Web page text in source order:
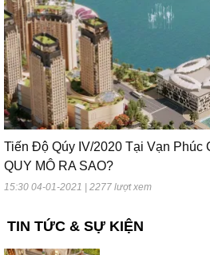
Tiến Độ Qúy IV/2020 Tại Vạn Phúc
QUY MÔ RA SAO?
15:30 04-01-2021 | 2277 lượt xem
TIN TỨC & SỰ KIỆN